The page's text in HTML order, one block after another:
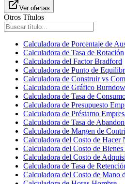
Ver ofertas
Otros Títulos
Calculadora de Porcentaje de
Calculadora de Tasa de Rotación
Calculadora del Factor Bradford
Calculadora de Punto de
Calculadora de Construir vs
Calculadora de Gráfico
Calculadora de Tasa de
Calculadora de Presupuesto
Calculadora de Préstamo
Calculadora de Tasa de
Calculadora de Margen de
Calculadora del Costo de Hacer
Calculadora del Costo de
Calculadora del Costo de
Calculadora de Tasa de
Calculadora del Costo de Mano